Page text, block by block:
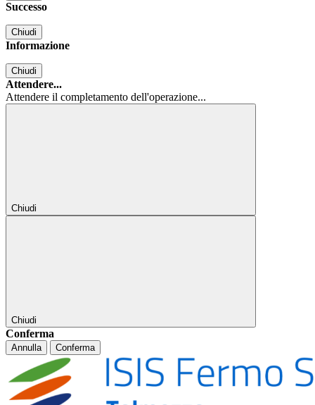
Successo
Chiudi
Informazione
Chiudi
Attendere...
Attendere il completamento dell'operazione...
Chiudi
Chiudi
Conferma
Annulla Conferma